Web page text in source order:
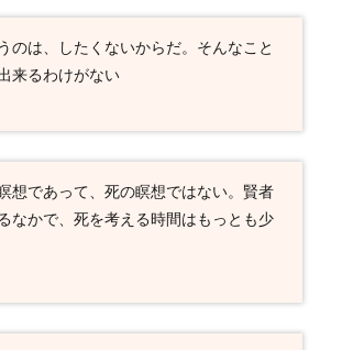
のは、したくないからだ。そんなこと
来るわけがない
想であって、死の瞑想ではない。賢者
なかで、死を考える時間はもっとも少